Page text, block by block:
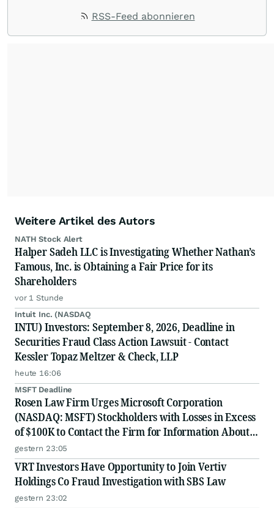
RSS-Feed abonnieren
Weitere Artikel des Autors
NATH Stock Alert
Halper Sadeh LLC is Investigating Whether Nathan’s
Famous, Inc. is Obtaining a Fair Price for its
Shareholders
vor 1 Stunde
Intuit Inc. (NASDAQ
INTU) Investors: September 8, 2026, Deadline in
Securities Fraud Class Action Lawsuit - Contact
Kessler Topaz Meltzer & Check, LLP
heute 16:06
MSFT Deadline
Rosen Law Firm Urges Microsoft Corporation
(NASDAQ: MSFT) Stockholders with Losses in Excess
of $100K to Contact the Firm for Information About
Their Rights
gestern 23:05
VRT Investors Have Opportunity to Join Vertiv
Holdings Co Fraud Investigation with SBS Law
gestern 23:02